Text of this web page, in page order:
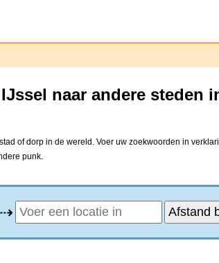
naar andere steden
of dorp in de wereld. Voer uw zoekwoorden in
punk.
⇢